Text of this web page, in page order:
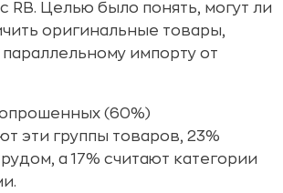
RB. Целью было понять, могут ли
оригинальные товары,
импорту от
(60%)
эти группы товаров, 23%
а 17% считают категории